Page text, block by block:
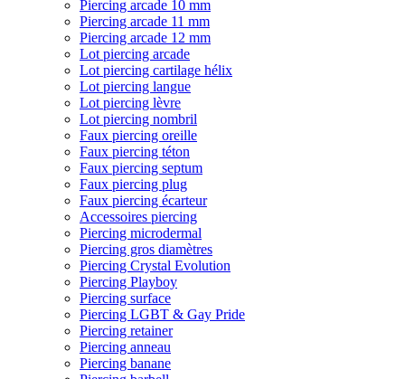
Piercing arcade 10 mm
Piercing arcade 11 mm
Piercing arcade 12 mm
Lot piercing arcade
Lot piercing cartilage hélix
Lot piercing langue
Lot piercing lèvre
Lot piercing nombril
Faux piercing oreille
Faux piercing téton
Faux piercing septum
Faux piercing plug
Faux piercing écarteur
Accessoires piercing
Piercing microdermal
Piercing gros diamètres
Piercing Crystal Evolution
Piercing Playboy
Piercing surface
Piercing LGBT & Gay Pride
Piercing retainer
Piercing anneau
Piercing banane